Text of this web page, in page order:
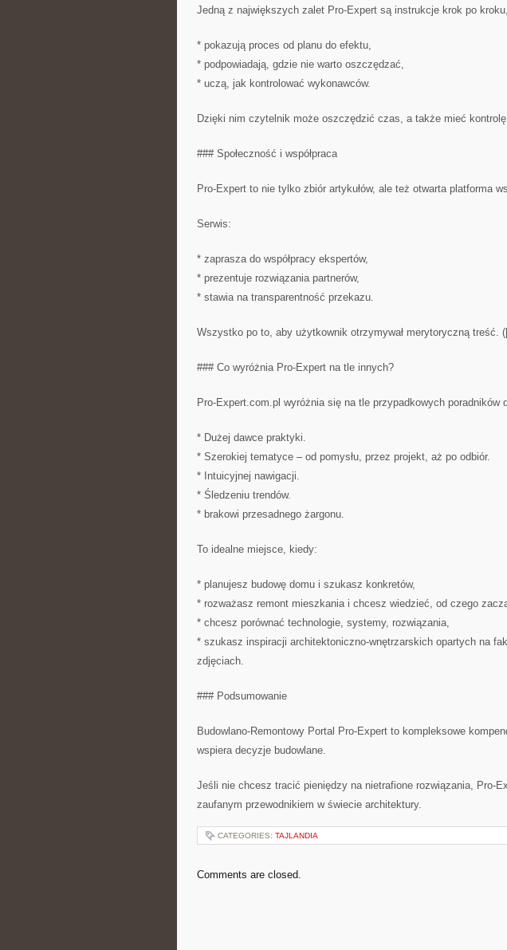
Jedną z największych zalet Pro-Expert są instrukcje krok po
* pokazują proces od planu do efektu,
* podpowiadają, gdzie nie warto oszczędzać,
* uczą, jak kontrolować wykonawców.
Dzięki nim czytelnik może oszczędzić czas, a także mieć
### Społeczność i współpraca
Pro-Expert to nie tylko zbiór artykułów, ale też otwarta platforma
Serwis:
* zaprasza do współpracy ekspertów,
* prezentuje rozwiązania partnerów,
* stawia na transparentność przekazu.
Wszystko po to, aby użytkownik otrzymywał merytoryczną treść.
### Co wyróżnia Pro-Expert na tle innych?
Pro-Expert.com.pl wyróżnia się na tle przypadkowych poradników
* Dużej dawce praktyki.
* Szerokiej tematyce – od pomysłu, przez projekt, aż po odbiór.
* Intuicyjnej nawigacji.
* Śledzeniu trendów.
* brakowi przesadnego żargonu.
To idealne miejsce, kiedy:
* planujesz budowę domu i szukasz konkretów,
* rozważasz remont mieszkania i chcesz wiedzieć, od czego
* chcesz porównać technologie, systemy, rozwiązania,
* szukasz inspiracji architektoniczno-wnętrzarskich opartych na
zdjęciach.
### Podsumowanie
Budowlano-Remontowy Portal Pro-Expert to kompleksowe
wspiera decyzje budowlane.
Jeśli nie chcesz tracić pieniędzy na nietrafione rozwiązania, Pro-
zaufanym przewodnikiem w świecie architektury.
CATEGORIES: TAJLANDIA
Comments are closed.